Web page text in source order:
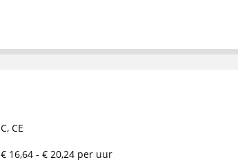
C, CE
€ 16,64 - € 20,24 per uur